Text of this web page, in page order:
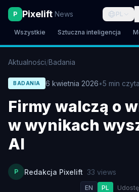
P Pixelift News PL
Wszystkie Sztuczna inteligencja
Aktualności/Badania
BADANIA 6 kwietnia 2026•5 min
Firmy walczą o
w wynikach
AI
P Redakcja Pixelift 33 views
EN PL